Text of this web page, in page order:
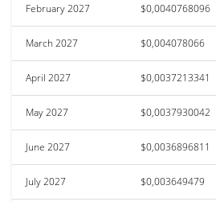
February 2027 $0,0040768096
March 2027 $0,004078066
April 2027 $0,0037213341
May 2027 $0,0037930042
June 2027 $0,0036896811
July 2027 $0,003649479